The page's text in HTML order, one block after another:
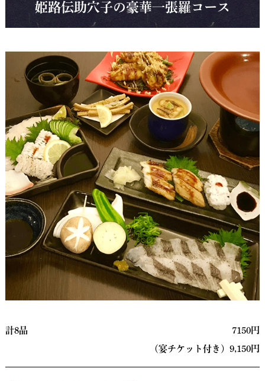
姫路伝助穴子の豪華一張羅コース
計8品 7150円
（宴チケット付き）9,150円